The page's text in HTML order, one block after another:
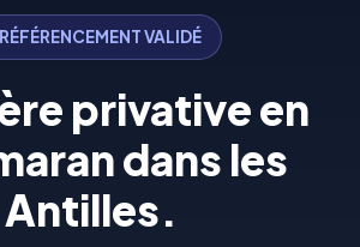
VALIDÉ
privative en
dans les
Antilles.